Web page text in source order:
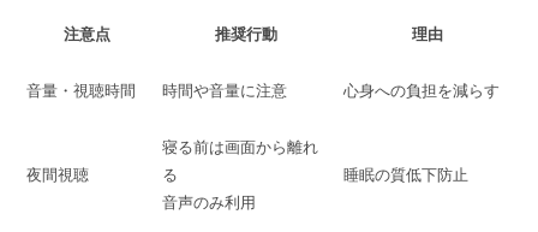
注意点 推奨行動 理由
音量・視聴時間 時間や音量に注意 心身への負担を減らす
夜間視聴
寝る前は画面から離れ
る
音声のみ利用
睡眠の質低下防止